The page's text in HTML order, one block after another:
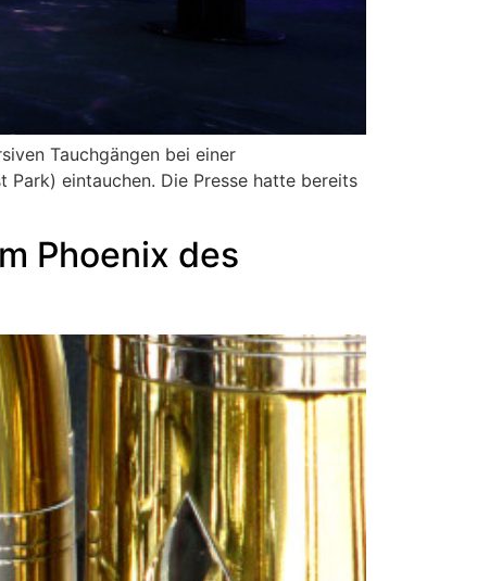
Tauchgängen bei einer
Park) eintauchen. Die Presse hatte bereits
Phoenix des